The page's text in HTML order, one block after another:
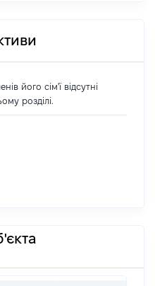
його сім'ї відсутні
розділі.